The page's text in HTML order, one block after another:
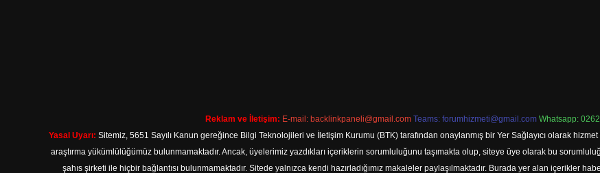
Reklam ve İletişim: E-mail: backlinkpaneli@gmail.com Teams: forumhizmeti@gmail.com Whatsapp:
Yasal Uyarı: Sitemiz, 5651 Sayılı Kanun gereğince Bilgi Teknolojileri ve İletişim Kurumu (BTK) tarafından onaylanmış bir Yer Sağlayıcı olarak
araştırma yükümlülüğümüz bulunmamaktadır. Ancak, üyelerimiz yazdıkları içeriklerin sorumluluğunu taşımakta olup, siteye üye olarak bu
şahıs şirketi ile hiçbir bağlantısı bulunmamaktadır. Sitede yalnızca kendi hazırladığımız makaleler paylaşılmaktadır. Burada yer alan içerikler